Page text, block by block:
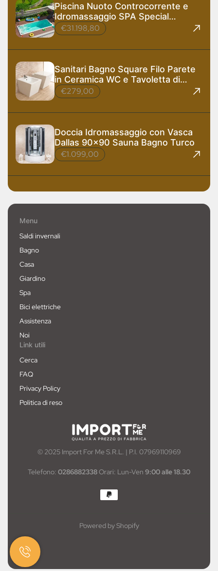
Piscina Nuoto Controcorrente e
Idromassaggio SPA Special
585x220 cm
€31.198,80
Sanitari Bagno Square Filo Parete
in Ceramica WC e Tavoletta di
Design
€279,00
Doccia Idromassaggio con Vasca
Dallas 90x90 Sauna Bagno Turco
€1.099,00
Menu
Saldi invernali
Bagno
Casa
Giardino
Spa
Bici elettriche
Assistenza
Noi
Link utili
Cerca
FAQ
Privacy Policy
Politica di reso
© 2025 Import For Me S.R.L. | P.I. 07969110969
Telefono: 0286882338Orari: Lun-Ven 9:00 alle 18.30
Powered by Shopify